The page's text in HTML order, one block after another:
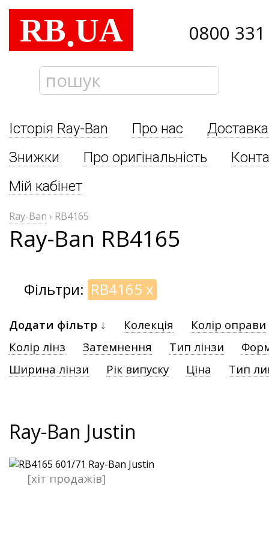
RB.UA 0800
Історія Ray-Ban Про нас
Знижки
Про оригінальність
Мій кабінет
Ray-Ban › RB4165
Ray-Ban RB4165
Фільтри: RB4165 x
Додати фільтр ↓ Колекція
Колір оправи
Колір лінз
Затемнення Тип лінзи
Ширина лінзи
Рік випуску Ціна Тип
Ray-Ban Justin
[хіт продажів]